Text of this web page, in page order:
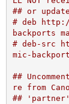
## or
# deb
backports
# deb-src
mic-
##
re from
##